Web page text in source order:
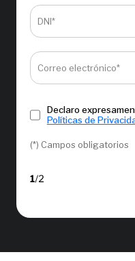
DNI*
Correo electrónico*
Declaro
Políticas de
(*) Campos obligatorios